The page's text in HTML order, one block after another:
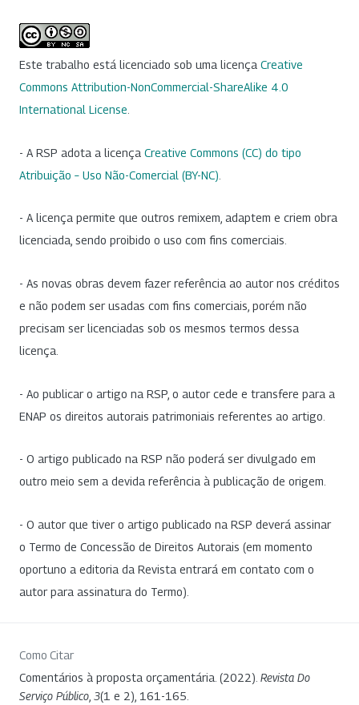
Este trabalho está licenciado sob uma licença Creative
Commons Attribution-NonCommercial-ShareAlike 4.0
International License
- A RSP adota a licença Creative Commons (CC) do tipo
Atribuição – Uso Não-Comercial (BY-NC)
- A licença permite que outros remixem, adaptem e criem obra
licenciada, sendo proibido o uso com fins comerciais.
- As novas obras devem fazer referência ao autor nos créditos
e não podem ser usadas com fins comerciais, porém não
precisam ser licenciadas sob os mesmos termos dessa
licença.
- Ao publicar o artigo na RSP, o autor cede e transfere para a
ENAP os direitos autorais patrimoniais referentes ao artigo.
- O artigo publicado na RSP não poderá ser divulgado em
outro meio sem a devida referência à publicação de origem.
- O autor que tiver o artigo publicado na RSP deverá assinar
o Termo de Concessão de Direitos Autorais (em momento
oportuno a editoria da Revista entrará em contato com o
autor para assinatura do Termo).
Como Citar
Comentários à proposta orçamentária. (2022). Revista Do
Serviço Público 3(1 e 2), 161-165.